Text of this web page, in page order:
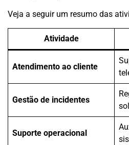
Veja a seguir um resumo das
Atividade
Atendimento ao cliente
Gestão de incidentes
Suporte operacional